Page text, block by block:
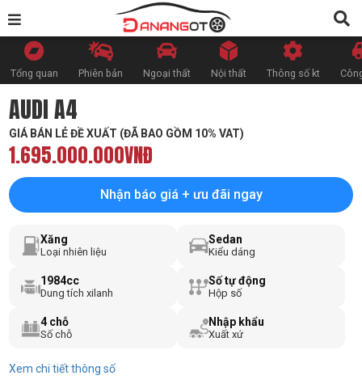
Tổng quan Phiên bản Ngoại thất Nội thất Thông số kt
AUDI A4
GIÁ BÁN LẺ ĐỀ XUẤT (ĐÃ BAO GỒM 10% VAT)
1.695.000.000VNĐ
Nhận báo giá + ưu đãi ngay
Xăng
Loại nhiên liệu
Sedan
Kiểu dáng
1984cc
Dung tích xilanh
Số tự động
Hộp số
4 chỗ
Số chỗ
Nhập khẩu
Xuất xứ
Xem chi tiết thông số